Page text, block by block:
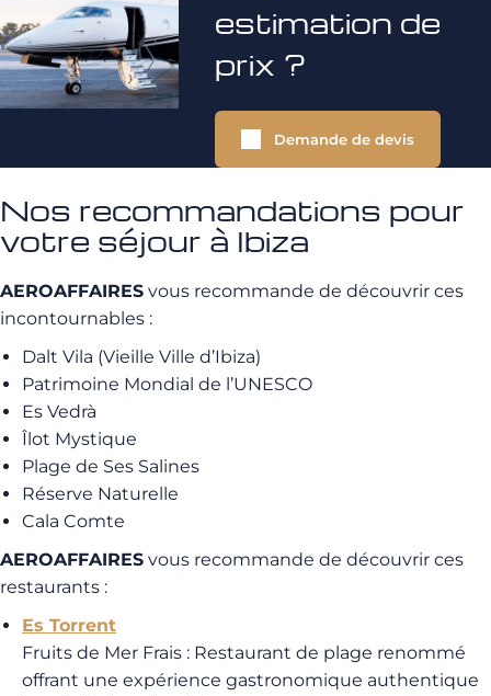
estimation de
prix ?
Demande de devis
Nos recommandations pour
votre séjour à Ibiza
AEROAFFAIRES vous recommande de découvrir ces
incontournables :
Dalt Vila (Vieille Ville d’Ibiza)
Patrimoine Mondial de l’UNESCO
Es Vedrà
Îlot Mystique
Plage de Ses Salines
Réserve Naturelle
Cala Comte
AEROAFFAIRES vous recommande de découvrir ces
restaurants :
Es Torrent
Fruits de Mer Frais : Restaurant de plage renommé
offrant une expérience gastronomique authentique